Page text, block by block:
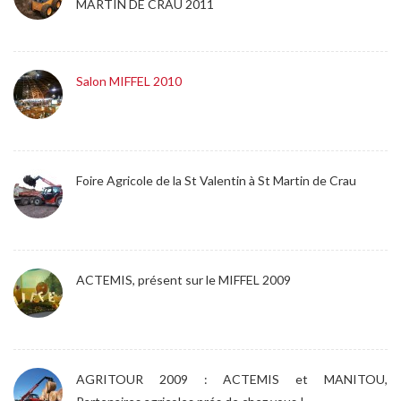
MARTIN DE CRAU 2011
Salon MIFFEL 2010
Foire Agricole de la St Valentin à St Martin de Crau
ACTEMIS, présent sur le MIFFEL 2009
AGRITOUR 2009 : ACTEMIS et MANITOU,